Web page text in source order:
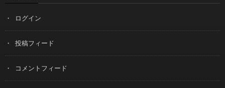
ログイン
投稿フィード
コメントフィード